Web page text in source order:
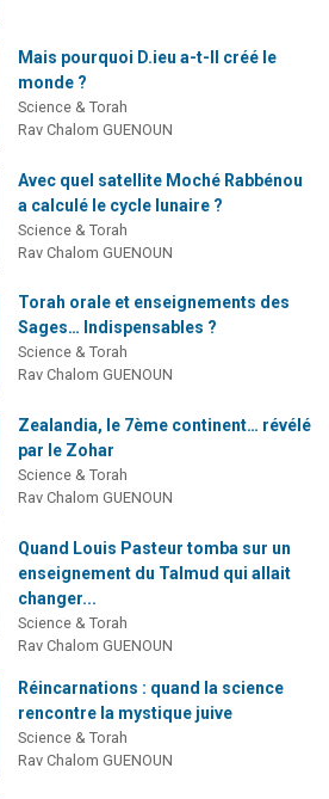
Mais pourquoi D.ieu a-t-Il créé le
monde ?
Science & Torah
Rav Chalom GUENOUN
Avec quel satellite Moché Rabbénou
a calculé le cycle lunaire ?
Science & Torah
Rav Chalom GUENOUN
Torah orale et enseignements des
Sages… Indispensables ?
Science & Torah
Rav Chalom GUENOUN
Zealandia, le 7ème continent… révélé
par le Zohar
Science & Torah
Rav Chalom GUENOUN
Quand Louis Pasteur tomba sur un
enseignement du Talmud qui allait
changer...
Science & Torah
Rav Chalom GUENOUN
Réincarnations : quand la science
rencontre la mystique juive
Science & Torah
Rav Chalom GUENOUN